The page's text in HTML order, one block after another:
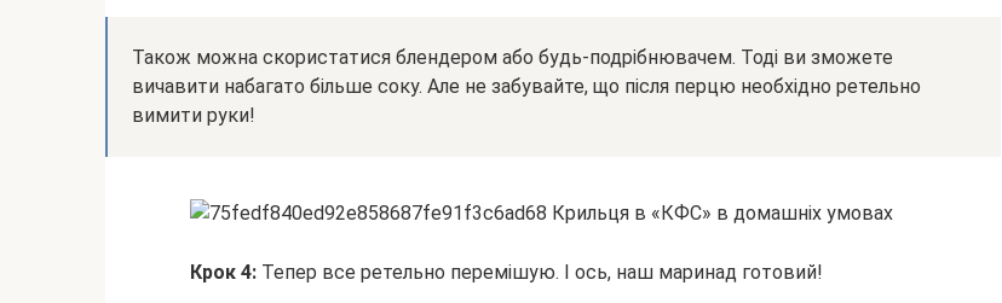
Також можна скористатися блендером або будь-подрібнювачем. Тоді ви зможете
вичавити набагато більше соку. Але не забувайте, що після перцю необхідно ретельно
вимити руки!
Крок 4: Тепер все ретельно перемішую. І ось, наш маринад готовий!